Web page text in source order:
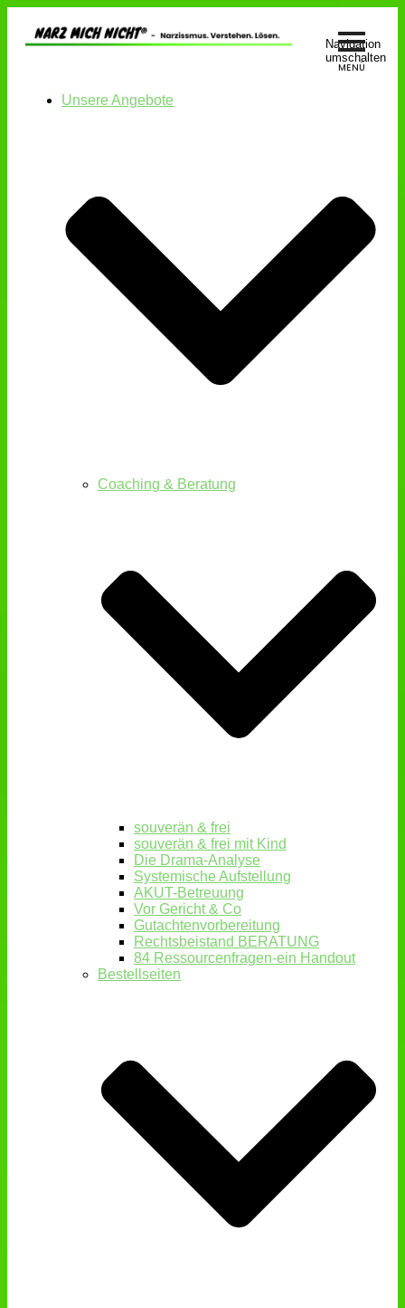
Navigation
umschalten
Unsere Angebote
Coaching & Beratung
souverän & frei
souverän & frei mit Kind
Die Drama-Analyse
Systemische Aufstellung
AKUT-Betreuung
Vor Gericht & Co
Gutachtenvorbereitung
Rechtsbeistand BERATUNG
84 Ressourcenfragen-ein Handout
Bestellseiten